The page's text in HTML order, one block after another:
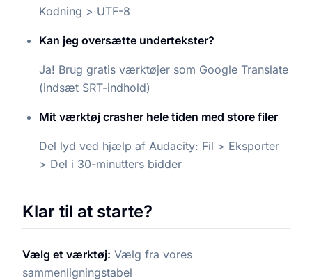
Kodning > UTF-8
Kan jeg oversætte undertekster?
Ja! Brug gratis værktøjer som Google Translate
(indsæt SRT-indhold)
Mit værktøj crasher hele tiden med store filer
Del lyd ved hjælp af Audacity: Fil > Eksporter
> Del i 30-minutters bidder
Klar til at starte?
Vælg et værktøj: Vælg fra vores
sammenligningstabel